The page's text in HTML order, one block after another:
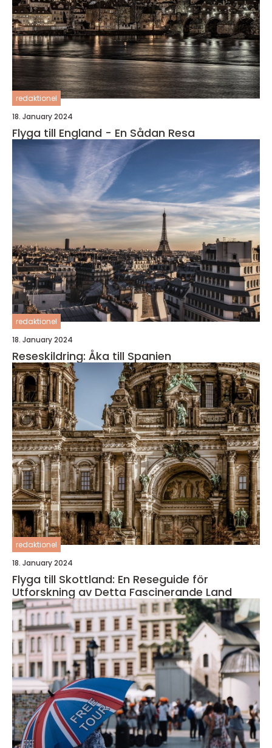
redaktionel
18. January 2024
Flyga till England - En Sådan Resa
redaktionel
18. January 2024
Reseskildring: Åka till Spanien
redaktionel
18. January 2024
Flyga till Skottland: En Reseguide för
Utforskning av Detta Fascinerande Land